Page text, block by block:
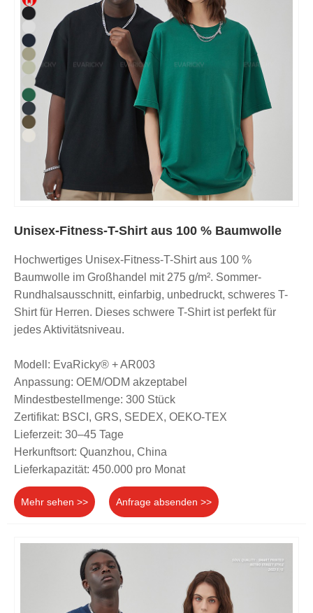
Unisex-Fitness-T-Shirt aus 100 % Baumwolle
Hochwertiges Unisex-Fitness-T-Shirt aus 100 %
Baumwolle im Großhandel mit 275 g/m². Sommer-
Rundhalsausschnitt, einfarbig, unbedruckt, schweres T-
Shirt für Herren. Dieses schwere T-Shirt ist perfekt für
jedes Aktivitätsniveau.
Modell: EvaRicky® + AR003
Anpassung: OEM/ODM akzeptabel
Mindestbestellmenge: 300 Stück
Zertifikat: BSCI, GRS, SEDEX, OEKO-TEX
Lieferzeit: 30–45 Tage
Herkunftsort: Quanzhou, China
Lieferkapazität: 450.000 pro Monat
Mehr sehen >> Anfrage absenden >>